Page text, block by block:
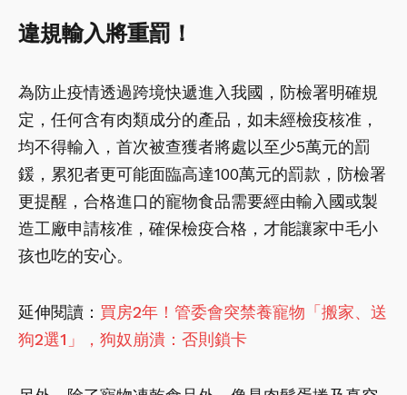
違規輸入將重罰！
為防止疫情透過跨境快遞進入我國，防檢署明確規
定，任何含有肉類成分的產品，如未經檢疫核准，
均不得輸入，首次被查獲者將處以至少5萬元的罰
鍰，累犯者更可能面臨高達100萬元的罰款，防檢署
更提醒，合格進口的寵物食品需要經由輸入國或製
造工廠申請核准，確保檢疫合格，才能讓家中毛小
孩也吃的安心。
延伸閱讀： 買房2年！管委會突禁養寵物「搬家、送
狗2選1」，狗奴崩潰：否則鎖卡